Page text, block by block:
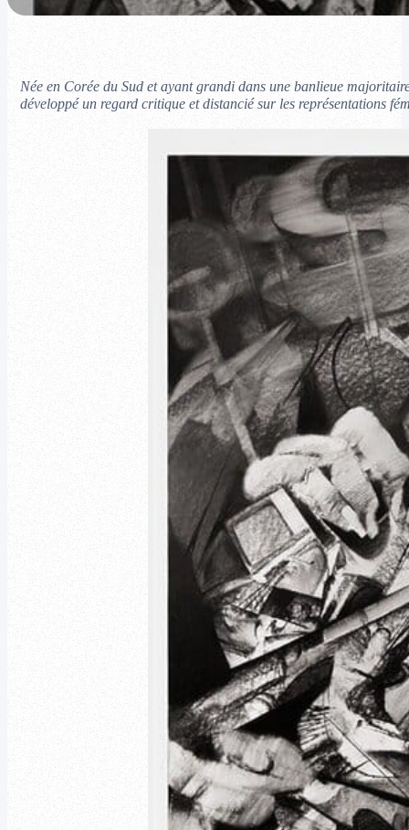
Née en Corée du Sud et ayant grandi dans une banlieue
développé un regard critique et distancié sur les représentations